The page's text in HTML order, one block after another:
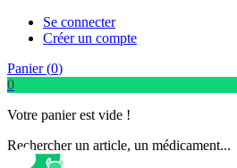
Se connecter
Créer un compte
Panier (0)
0
Votre panier est vide !
Rechercher un article, un médicament...